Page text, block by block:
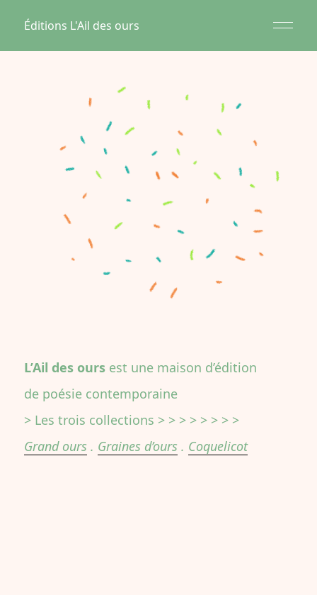
Éditions L'Ail des ours
L’Ail des ours est une maison d’édition
de poésie contemporaine
> Les trois collections > > > > > > > >
Grand ours . Graines d’ours . Coquelicot